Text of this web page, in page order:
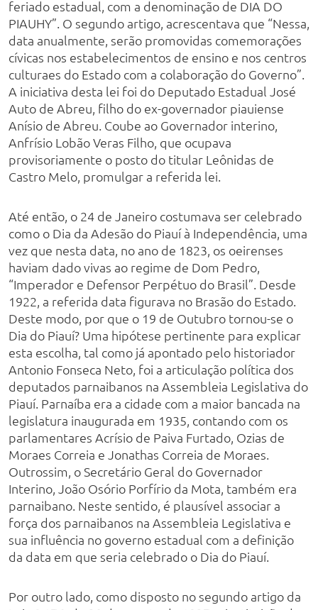
feriado estadual, com a denominação de DIA DO
PIAUHY”. O segundo artigo, acrescentava que “Nessa,
data anualmente, serão promovidas comemorações
cívicas nos estabelecimentos de ensino e nos centros
culturaes do Estado com a colaboração do Governo”.
A iniciativa desta lei foi do Deputado Estadual José
Auto de Abreu, filho do ex-governador piauiense
Anísio de Abreu. Coube ao Governador interino,
Anfrísio Lobão Veras Filho, que ocupava
provisoriamente o posto do titular Leônidas de
Castro Melo, promulgar a referida lei.
Até então, o 24 de Janeiro costumava ser celebrado
como o Dia da Adesão do Piauí à Independência, uma
vez que nesta data, no ano de 1823, os oeirenses
haviam dado vivas ao regime de Dom Pedro,
“Imperador e Defensor Perpétuo do Brasil”. Desde
1922, a referida data figurava no Brasão do Estado.
Deste modo, por que o 19 de Outubro tornou-se o
Dia do Piauí? Uma hipótese pertinente para explicar
esta escolha, tal como já apontado pelo historiador
Antonio Fonseca Neto, foi a articulação política dos
deputados parnaibanos na Assembleia Legislativa do
Piauí. Parnaíba era a cidade com a maior bancada na
legislatura inaugurada em 1935, contando com os
parlamentares Acrísio de Paiva Furtado, Ozias de
Moraes Correia e Jonathas Correia de Moraes.
Outrossim, o Secretário Geral do Governador
Interino, João Osório Porfírio da Mota, também era
parnaibano. Neste sentido, é plausível associar a
força dos parnaibanos na Assembleia Legislativa e
sua influência no governo estadual com a definição
da data em que seria celebrado o Dia do Piauí.
Por outro lado, como disposto no segundo artigo da